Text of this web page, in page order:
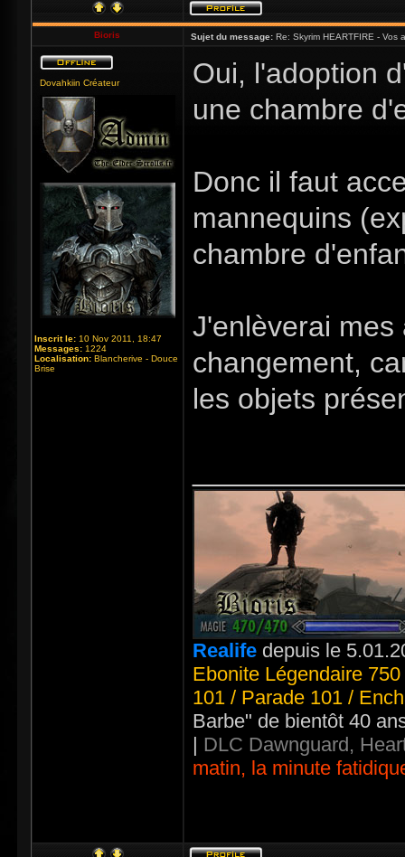
Bioris Sujet du message: Re: Skyrim HEARTFIRE - Vos
Dovahkiin Créateur
Inscrit le: 10 Nov 2011, 18:47
Messages: 1224
Localisation: Blancherive - Douce
Brise
Oui, l'adoption
une chambre
Donc il faut
mannequins
chambre
J'enlèverai
changement,
les objets
Realife depuis le
Ebonite Légendaire
101 / Parade 101 /
Barbe" de bientôt 40
| DLC Dawnguard,
matin, la minute